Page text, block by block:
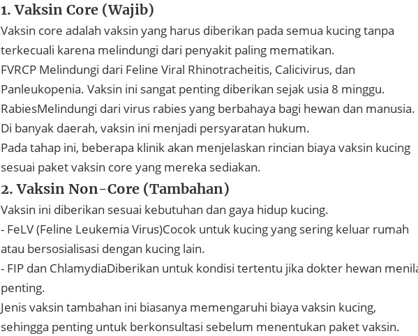
1. Vaksin Core (Wajib)
Vaksin core adalah vaksin yang harus diberikan pada semua kucing tanpa
terkecuali karena melindungi dari penyakit paling mematikan.
FVRCP Melindungi dari Feline Viral Rhinotracheitis, Calicivirus, dan
Panleukopenia. Vaksin ini sangat penting diberikan sejak usia 8 minggu.
RabiesMelindungi dari virus rabies yang berbahaya bagi hewan dan manusia.
Di banyak daerah, vaksin ini menjadi persyaratan hukum.
Pada tahap ini, beberapa klinik akan menjelaskan rincian biaya vaksin kucing
sesuai paket vaksin core yang mereka sediakan.
2. Vaksin Non-Core (Tambahan)
Vaksin ini diberikan sesuai kebutuhan dan gaya hidup kucing.
- FeLV (Feline Leukemia Virus)Cocok untuk kucing yang sering keluar rumah
atau bersosialisasi dengan kucing lain.
- FIP dan ChlamydiaDiberikan untuk kondisi tertentu jika dokter hewan
penting.
Jenis vaksin tambahan ini biasanya memengaruhi biaya vaksin kucing,
sehingga penting untuk berkonsultasi sebelum menentukan paket vaksin.